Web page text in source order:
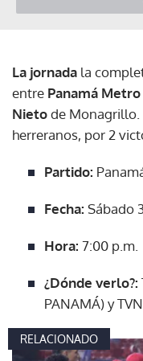
La jornada la
entre Panamá Metro
Nietode Monagrillo.
herreranos, por 2
Partido:
Fecha: Sábado
Hora: 7:00 p.m.
¿Dónde verlo?:
PANAMÁ) y
RELACIONADO